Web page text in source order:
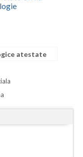
atestate